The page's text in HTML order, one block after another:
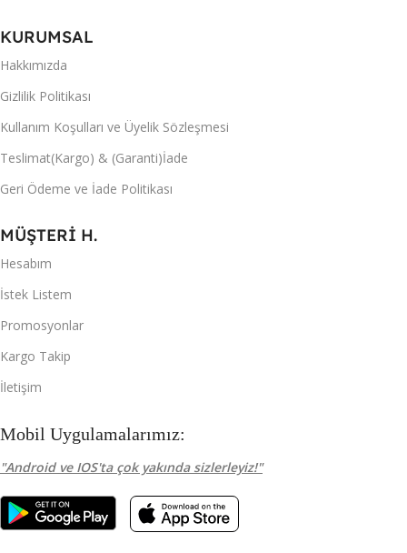
KURUMSAL
Hakkımızda
Gizlilik Politikası
Kullanım Koşulları ve Üyelik Sözleşmesi
Teslimat(Kargo) & (Garanti)İade
Geri Ödeme ve İade Politikası
MÜŞTERİ H.
Hesabım
İstek Listem
Promosyonlar
Kargo Takip
İletişim
Mobil Uygulamalarımız:
"Android ve IOS'ta çok yakında sizlerleyiz!"